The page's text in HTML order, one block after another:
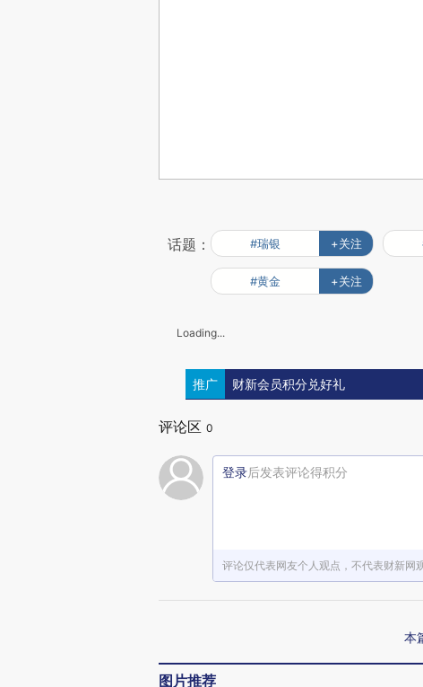
话题： #瑞银 +关注
#黄金 +关注
Loading...
推广 财新会员积分兑好礼
评论区 0
登录后发表评论得积分
评论仅代表网友个人观点，不代表财新网
本
图片推荐